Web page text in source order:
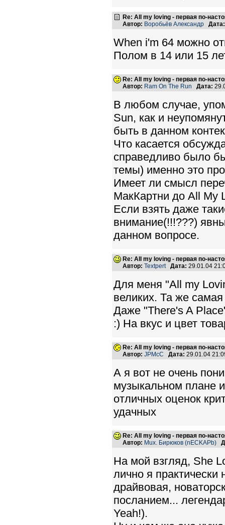
Re: All my loving - первая по-
Автор: Воробьёв Александр Дата:
When i'm 64 можно
Полом в 14 или 15
Re: All my loving - первая по-
Автор: Ram On The Run Дата:
В любом случае,
Sun, как и
быть в данном
Что касается
справедливо было
темы) именно это
Имеет ли смысл
МакКартни до All My
Если взять даже
внимание(!!!???)
данном вопросе.
Re: All my loving - первая по-
Автор: Textpert Дата: 29.01.04
Для меня "All my
великих. Та же
Даже "There's A
:) На вкус и цвет
Re: All my loving - первая по-
Автор: JPMcC Дата: 29.01.04
А я вот не очень
музыкальном плане
отличных оценок
удачных
Re: All my loving - первая по-
Автор: Mux. Бирюков (nECKAPb)
На мой взгляд, She
лично я
драйвовая,
посланием...
Yeah!).